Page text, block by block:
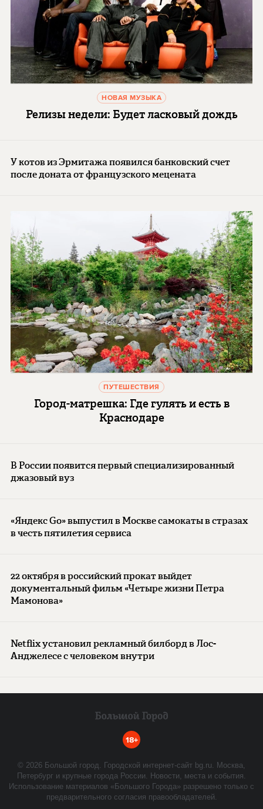
НОВАЯ МУЗЫКА
Релизы недели: Будет ласковый дождь
У котов из Эрмитажа появился банковский счет
после доната от французского мецената
ПУТЕШЕСТВИЯ
Город-матрешка: Где гулять и есть в
Краснодаре
В России появится первый специализированный
джазовый вуз
«Яндекс Go» выпустил в Москве самокаты в стразах
в честь пятилетия сервиса
22 октября в российский прокат выйдет
документальный фильм «Четыре жизни Петра
Мамонова»
Netflix установил рекламный билборд в Лос-
Анджелесе с человеком внутри
18+
© 2026 Большой город. Городской интернет-сайт bg.ru. Москва,
Петербург и крупные города России. Новости, места и события.
Использование материалов «Большого Города» разрешено только с
предварительного согласия правообладателей.